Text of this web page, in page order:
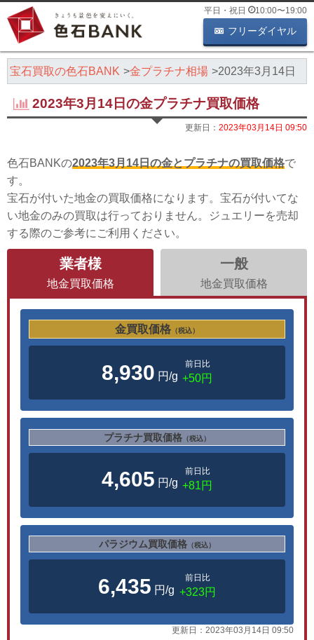
平日・祝日 10:00〜19:00
フリーダイヤル
宝石買取の色石BANK 金プラチナ相場 2023年3月14日
2023年3月14日の金プラチナ買取価格
更新日： 2023年03月14日 09:50
色石BANKの2023年3月14日の金とプラチナの買取価格で
す。
宝石が付いた地金の買取価格になります。宝石が付いてな
い地金のみの買取は行っておりません。ジュエリーを売却
する際のご参考にご利用ください。
業者様
地金買取価格
一般
地金買取価格
金買取価格 （税込）
8,930 円/g
前日比
+50円
プラチナ買取価格 （税込）
4,605 円/g
前日比
+81円
パラジウム買取価格 （税込）
6,435 円/g
前日比
+323円
更新日： 2023年03月14日 09:50